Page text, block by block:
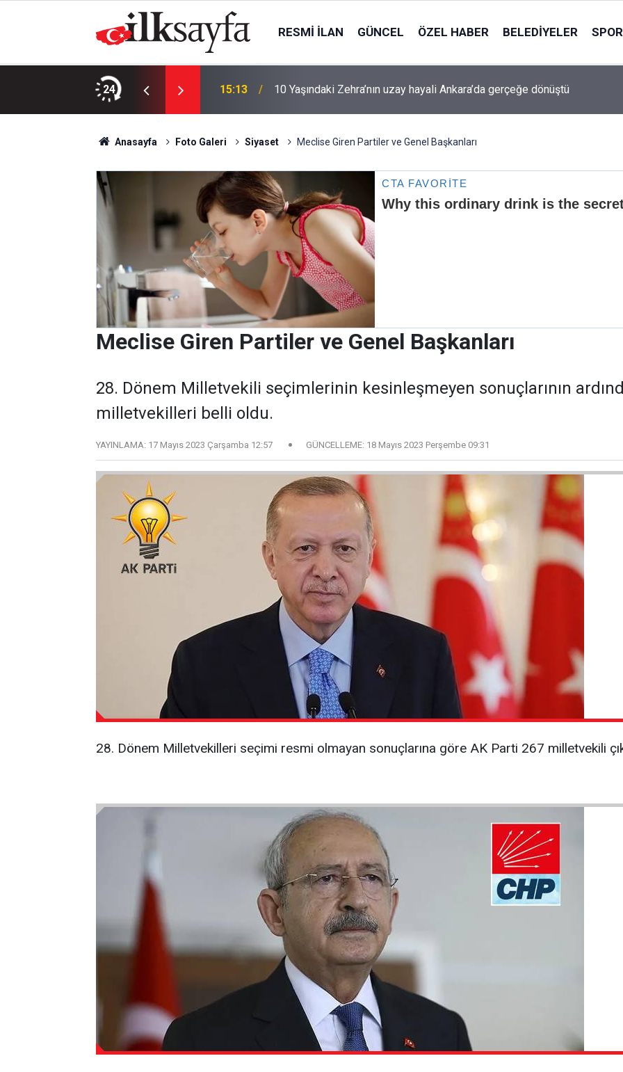
RESMI İLAN GÜNCEL ÖZEL HABER BELEDIYELER SPOR
24
yolculuk: Anafartalar’da miras gezisi 15:13 10 Yaşındaki Zehra’nın uzay hayali Ankara’da gerçeğe dönüştü
Anasayfa Foto Galeri Siyaset Meclise Giren Partiler ve Genel Başkanları
Meclise Giren Partiler ve Genel Başkanları
28. Dönem Milletvekili seçimlerinin kesinleşmeyen sonuçlarının
milletvekilleri belli oldu.
YAYINLAMA: 17 Mayıs 2023 Çarşamba 12:57 GÜNCELLEME: 18 Mayıs 2023 Perşembe 09:31
28. Dönem Milletvekilleri seçimi resmi olmayan sonuçlarına göre AK Parti 267 milletvekili